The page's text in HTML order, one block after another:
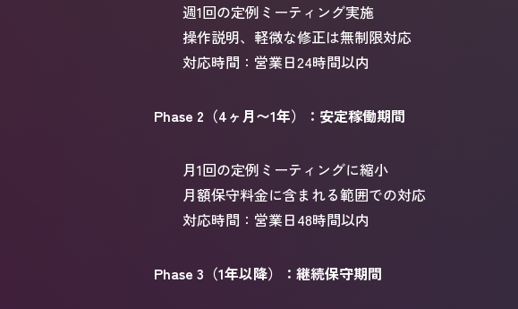
週1回の定例ミーティング実施
操作説明、軽微な修正は無制限対応
対応時間：営業日24時間以内
Phase 2（4ヶ月〜1年）：安定稼働期間
月1回の定例ミーティングに縮小
月額保守料金に含まれる範囲での対応
対応時間：営業日48時間以内
Phase 3（1年以降）：継続保守期間